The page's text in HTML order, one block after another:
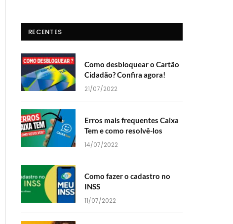
RECENTES
Como desbloquear o Cartão
Cidadão? Confira agora!
21/07/2022
Erros mais frequentes Caixa
Tem e como resolvê-los
14/07/2022
Como fazer o cadastro no
INSS
11/07/2022